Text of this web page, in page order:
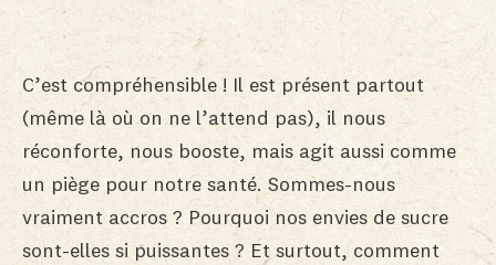
C’est compréhensible ! Il est présent partout
(même là où on ne l’attend pas), il nous
réconforte, nous booste, mais agit aussi comme
un piège pour notre santé. Sommes-nous
vraiment accros ? Pourquoi nos envies de sucre
sont-elles si puissantes ? Et surtout, comment